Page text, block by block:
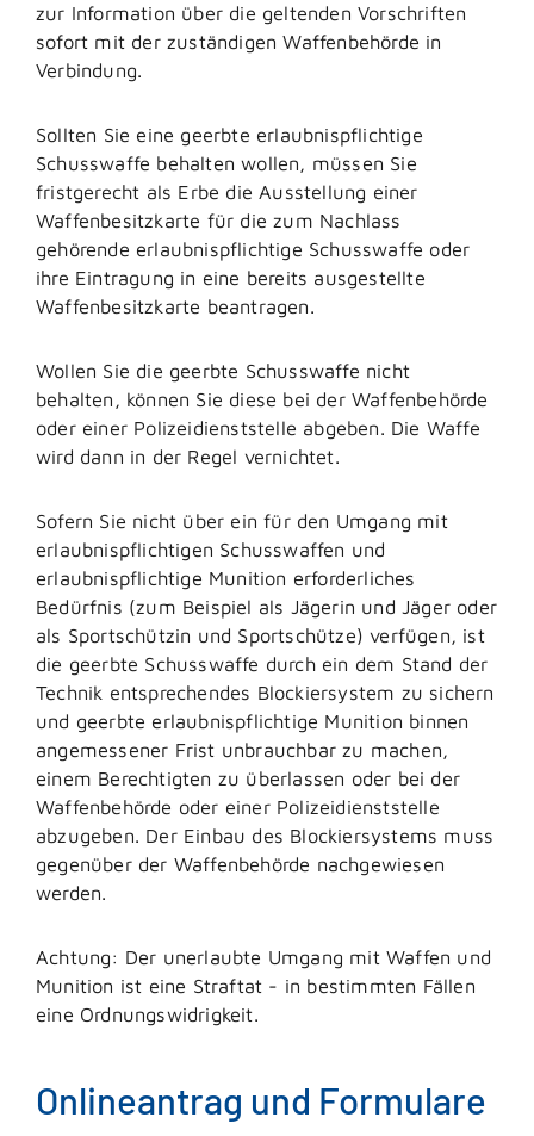
zur Information über die geltenden Vorschriften
sofort mit der zuständigen Waffenbehörde in
Verbindung.
Sollten Sie eine geerbte erlaubnispflichtige
Schusswaffe behalten wollen, müssen Sie
fristgerecht als Erbe die Ausstellung einer
Waffenbesitzkarte für die zum Nachlass
gehörende erlaubnispflichtige Schusswaffe oder
ihre Eintragung in eine bereits ausgestellte
Waffenbesitzkarte beantragen.
Wollen Sie die geerbte Schusswaffe nicht
behalten, können Sie diese bei der Waffenbehörde
oder einer Polizeidienststelle abgeben. Die Waffe
wird dann in der Regel vernichtet.
Sofern Sie nicht über ein für den Umgang mit
erlaubnispflichtigen Schusswaffen und
erlaubnispflichtige Munition erforderliches
Bedürfnis (zum Beispiel als Jägerin und Jäger oder
als Sportschützin und Sportschütze) verfügen, ist
die geerbte Schusswaffe durch ein dem Stand der
Technik entsprechendes Blockiersystem zu sichern
und geerbte erlaubnispflichtige Munition binnen
angemessener Frist unbrauchbar zu machen,
einem Berechtigten zu überlassen oder bei der
Waffenbehörde oder einer Polizeidienststelle
abzugeben. Der Einbau des Blockiersystems muss
gegenüber der Waffenbehörde nachgewiesen
werden.
Achtung: Der unerlaubte Umgang mit Waffen und
Munition ist eine Straftat - in bestimmten Fällen
eine Ordnungswidrigkeit.
Onlineantrag und Formulare